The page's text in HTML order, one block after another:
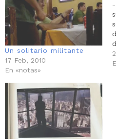
Un solitario militante
17 Feb, 2010
En «notas»